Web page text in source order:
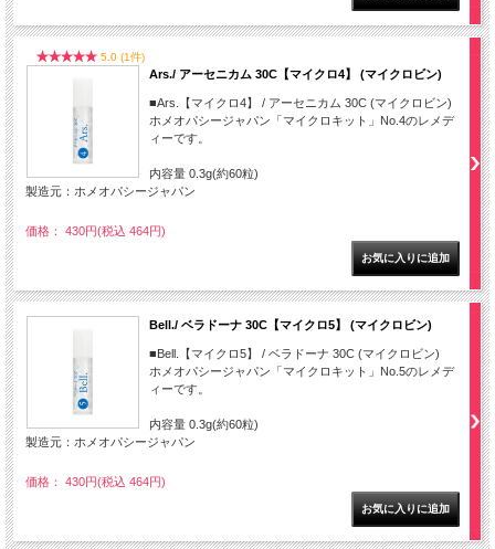
5.0 (1件)
Ars./ アーセニカム 30C【マイクロ4】 (マイクロビン)
■Ars.【マイクロ4】 / アーセニカム 30C (マイクロビン)
ホメオパシージャパン「マイクロキット」No.4のレメデ
ィーです。
内容量 0.3g(約60粒)
製造元：ホメオパシージャパン
価格： 430円(税込 464円)
Bell./ ベラドーナ 30C【マイクロ5】 (マイクロビン)
■Bell.【マイクロ5】 / ベラドーナ 30C (マイクロビン)
ホメオパシージャパン「マイクロキット」No.5のレメデ
ィーです。
内容量 0.3g(約60粒)
製造元：ホメオパシージャパン
価格： 430円(税込 464円)